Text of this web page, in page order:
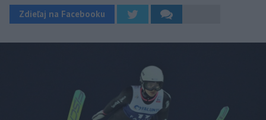
Zdieľaj na Facebooku